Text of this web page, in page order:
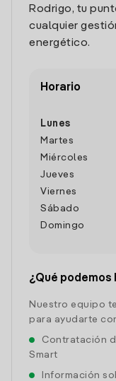
Rodrigo, tu
cualquier
energético.
Horario
Lunes
Martes
Miércoles
Jueves
Viernes
Sábado
Domingo
¿Qué podemos
Nuestro equipo
para ayudarte
Contratación
Smart
Información